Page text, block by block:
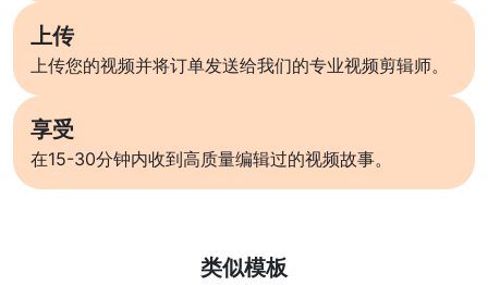
上传
上传您的视频并将订单发送给我们的专业视频剪辑师。
享受
在15-30分钟内收到高质量编辑过的视频故事。
类似模板
了解更多